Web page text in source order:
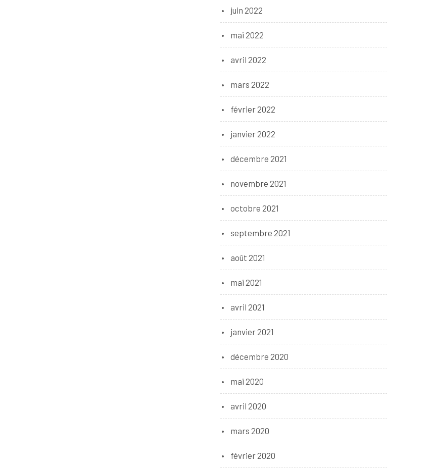
juin 2022
mai 2022
avril 2022
mars 2022
février 2022
janvier 2022
décembre 2021
novembre 2021
octobre 2021
septembre 2021
août 2021
mai 2021
avril 2021
janvier 2021
décembre 2020
mai 2020
avril 2020
mars 2020
février 2020